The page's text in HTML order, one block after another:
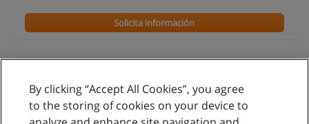
Solicita información
Reglas de uso
By clicking “Accept All Cookies”, you agree
to the storing of cookies on your device to